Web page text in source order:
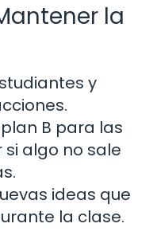
la
y
B para las
algo no sale
ideas que
la clase.